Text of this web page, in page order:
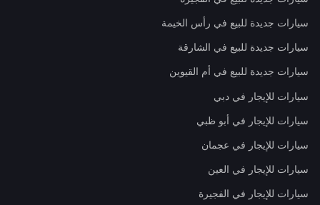
سيارات جديدة للبيع في رأس الخيمة
سيارات جديدة للبيع في الشارقة
سيارات جديدة للبيع في أم القيوين
سيارات للإيجار في دبي
سيارات للإيجار في أبو ظبي
سيارات للإيجار في عجمان
سيارات للإيجار في العين
سيارات للإيجار في الفجيرة